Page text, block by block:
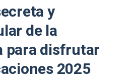
y
de la
para disfrutar
2025